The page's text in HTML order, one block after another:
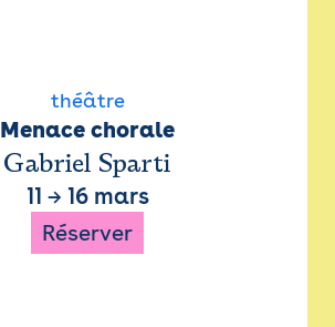
théâtre
Menace chorale
Gabriel Sparti
11 → 16 mars
Réserver